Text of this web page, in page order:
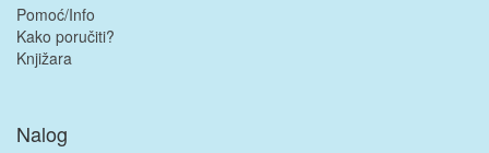
Pomoć/Info
Kako poručiti?
Knjižara
Nalog